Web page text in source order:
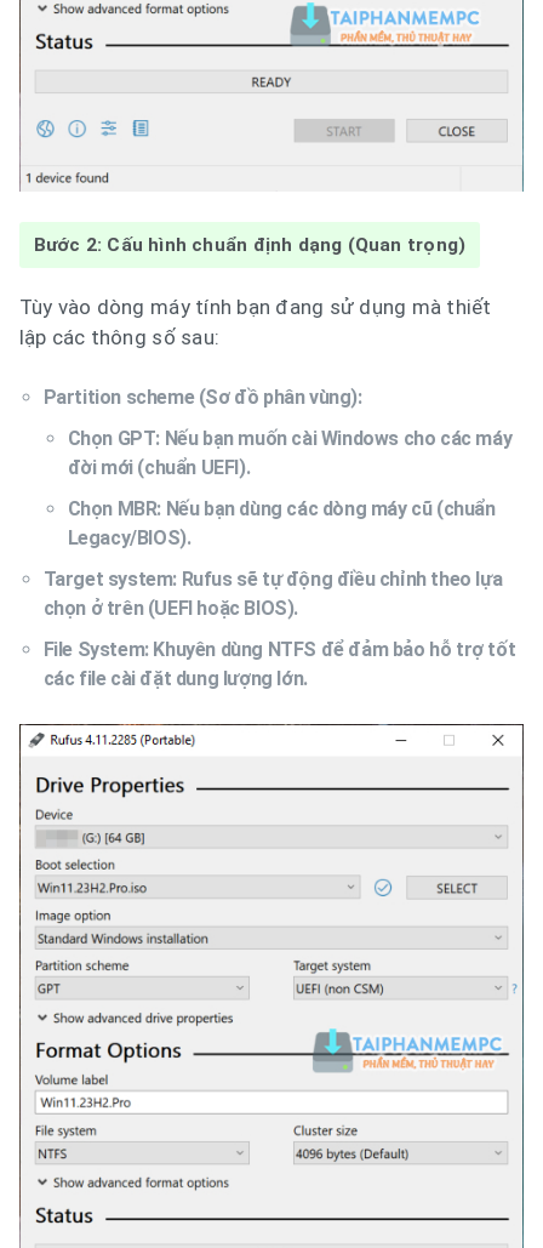
Bước 2: Cấu hình chuẩn định dạng (Quan trọng)
Tùy vào dòng máy tính bạn đang sử dụng mà thiết
lập các thông số sau:
Partition scheme (Sơ đồ phân vùng):
Chọn GPT: Nếu bạn muốn cài Windows cho các máy
đời mới (chuẩn UEFI).
Chọn MBR: Nếu bạn dùng các dòng máy cũ (chuẩn
Legacy/BIOS).
Target system: Rufus sẽ tự động điều chỉnh theo lựa
chọn ở trên (UEFI hoặc BIOS).
File System: Khuyên dùng NTFS để đảm bảo hỗ trợ tốt
các file cài đặt dung lượng lớn.